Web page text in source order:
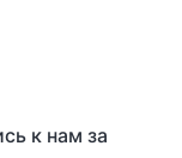
к нам за